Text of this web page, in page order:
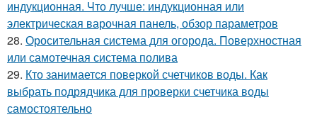
индукционная. Что лучше: индукционная или
электрическая варочная панель, обзор параметров
28. Оросительная система для огорода. Поверхностная
или самотечная система полива
29. Кто занимается поверкой счетчиков воды. Как
выбрать подрядчика для проверки счетчика воды
самостоятельно